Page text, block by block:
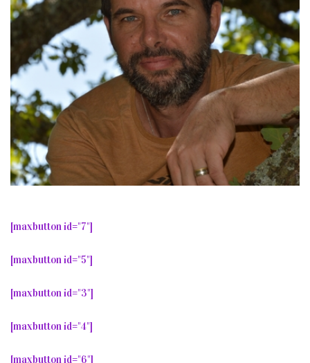
[maxbutton id="7"]
[maxbutton id="5"]
[maxbutton id="3"]
[maxbutton id="4"]
[maxbutton id="6"]